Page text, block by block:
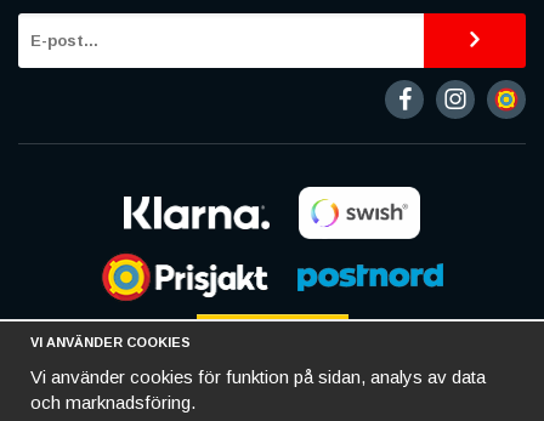
VI ANVÄNDER COOKIES
Vi använder cookies för funktion på sidan, analys av data
och marknadsföring.